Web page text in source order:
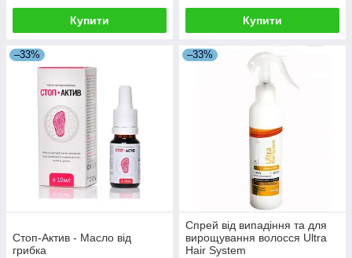
Купити Купити
–33%
Стоп-Актив - Масло від
грибка
–33%
Спрей від випадіння та для
вирощування волосся Ultra
Hair System